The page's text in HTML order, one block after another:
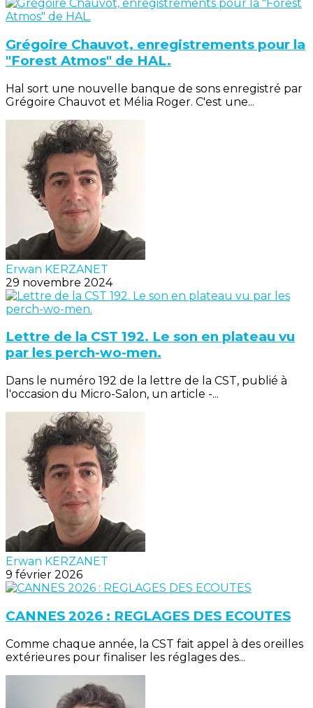
Grégoire Chauvot, enregistrements pour la
"Forest Atmos" de HAL.
Hal sort une nouvelle banque de sons enregistré par
Grégoire Chauvot et Mélia Roger. C'est une...
Erwan KERZANET
29 novembre 2024
Lettre de la CST 192. Le son en plateau vu
par les perch-wo-men.
Dans le numéro 192 de la lettre de la CST, publié à
l'occasion du Micro-Salon, un article -...
Erwan KERZANET
9 février 2026
CANNES 2026 : REGLAGES DES ECOUTES
Comme chaque année, la CST fait appel à des oreilles
extérieures pour finaliser les réglages des...